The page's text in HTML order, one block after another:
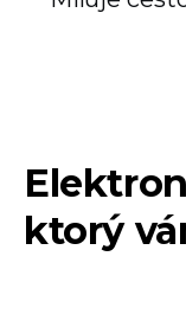
ktorý